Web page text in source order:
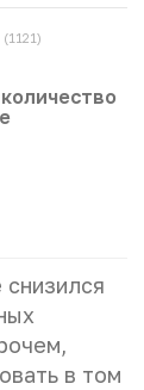
в том